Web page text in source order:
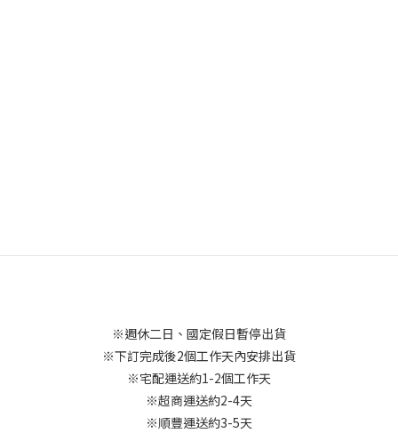
※週休二日、國定假日暫停出貨
※下訂完成後2個工作天內安排出貨
※宅配運送約1-2個工作天
※超商運送約2-4天
※順豐運送約3-5天